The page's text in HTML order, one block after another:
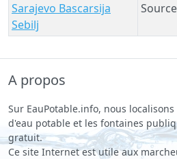
Sarajevo Bascarsija
Sebilj
Source
A propos
Sur EauPotable.info, nous
d'eau potable et les fontaines
gratuit.
Ce site Internet est utile aux